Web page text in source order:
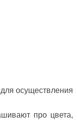
осуществления
про цвета,